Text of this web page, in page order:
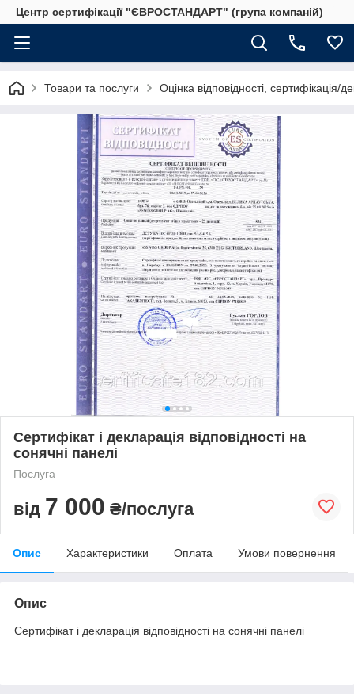
Центр сертифікації "ЄВРОСТАНДАРТ" (група компаній)
Товари та послуги Оцінка відповідності, сертифікація/
Сертифікат і декларація відповідності на
сонячні панелі
Послуга
від 7 000 ₴/послуга
Опис Характеристики Оплата Умови повернення
Опис
Сертифікат і декларація відповідності на сонячні панелі